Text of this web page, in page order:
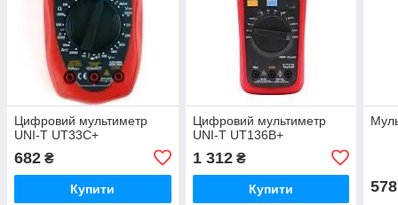
Цифровий мультиметр
UNI-T UT33C+
682 ₴
Купити
Цифровий мультиметр
UNI-T UT136B+
1 312₴
Купити 578